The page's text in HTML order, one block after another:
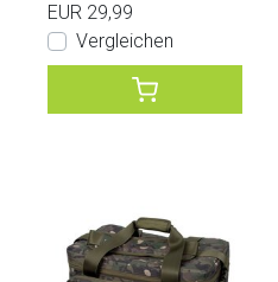
EUR 29,99
Vergleichen